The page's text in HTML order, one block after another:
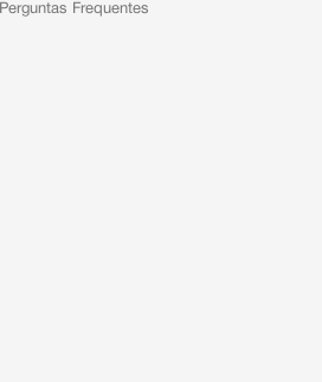
Perguntas Frequentes